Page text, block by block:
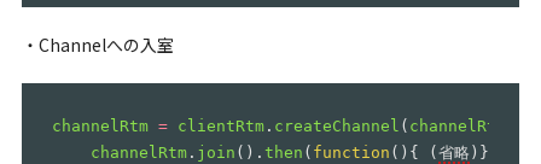
・Channelへの入室
channelRtm = clientRtm . createChannel ( channelRtm
channelRtm . join ().then ( function (){ (省略 )}